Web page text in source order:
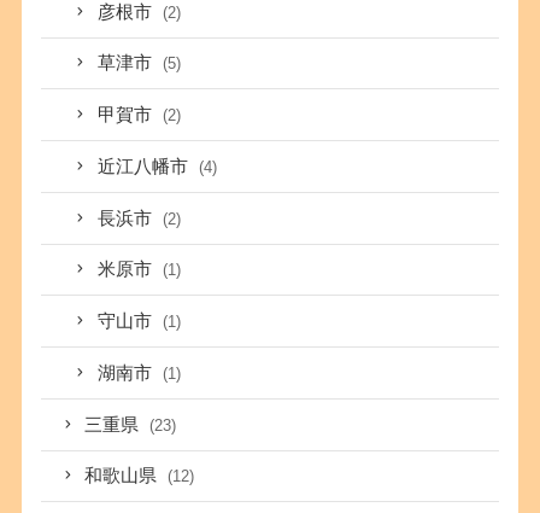
彦根市 (2)
草津市 (5)
甲賀市 (2)
近江八幡市 (4)
長浜市 (2)
米原市 (1)
守山市 (1)
湖南市 (1)
三重県 (23)
和歌山県 (12)